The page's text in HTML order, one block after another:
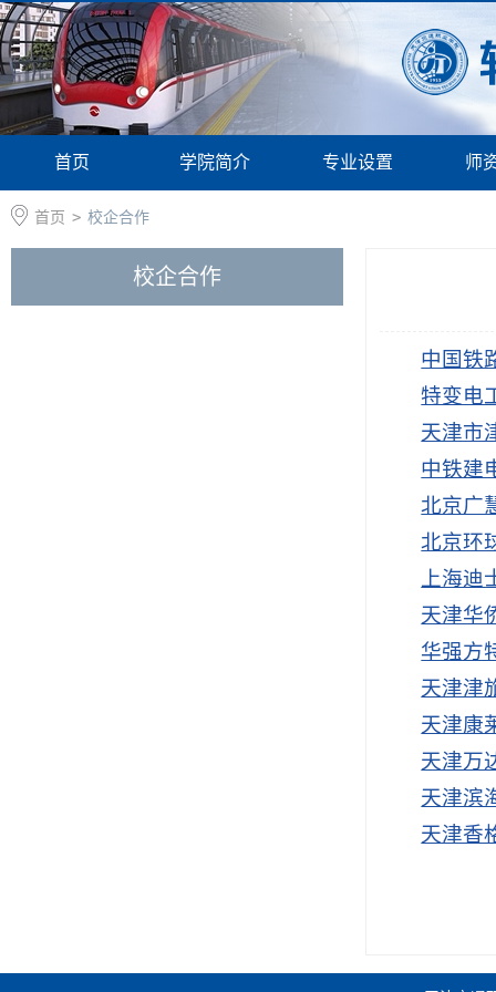
首页 学院简介 专业设置 师
首页 > 校企合作
校企合作
中国铁
特变电
天津市
中铁建
北京广
北京环
上海迪
天津华
华强方
天津津
天津康
天津万
天津滨
天津香